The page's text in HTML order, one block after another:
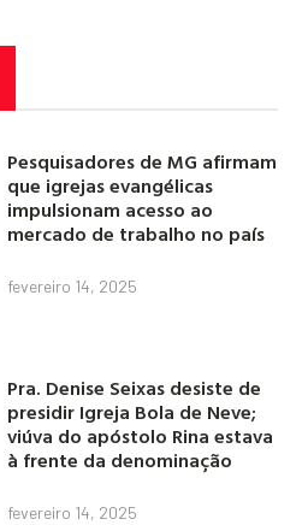
Pesquisadores de MG afirmam
que igrejas evangélicas
impulsionam acesso ao
mercado de trabalho no país
fevereiro 14, 2025
Pra. Denise Seixas desiste de
presidir Igreja Bola de Neve;
viúva do apóstolo Rina estava
à frente da denominação
fevereiro 14, 2025